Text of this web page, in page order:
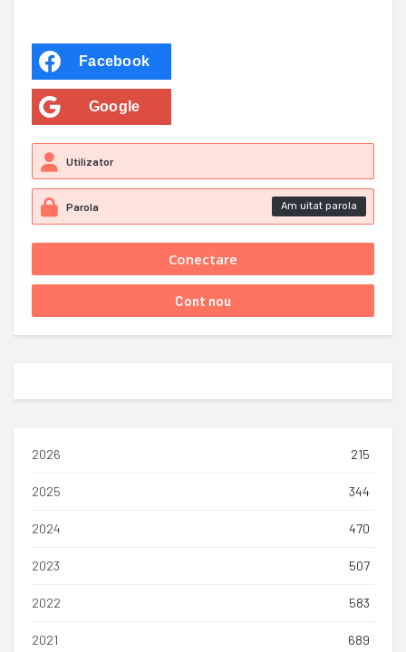
Facebook
Google
Am uitat parola
2026 215
2025 344
2024 470
2023 507
2022 583
2021 689